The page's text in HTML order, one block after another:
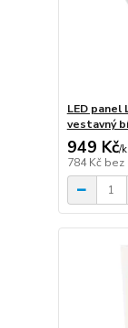
LED panel
vestavný
949 Kč/
784 Kč bez